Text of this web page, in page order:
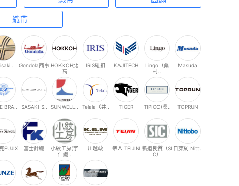
織帶
Gondola商事 HOKKOH北
高
IRIS紐扣 KAJITECH
Lingo（桑
村..
Masuda
BRA.. SASAKI S.. SUNWELL.. Telala（井.. TIGER TIPICO(桑.. TOPRUN
FUJIX 富士針織
小紋工房(宇
仁纖..
川越政 帝人 TEIJIN 新道良質（SI
C）
日東紡 Nitt..